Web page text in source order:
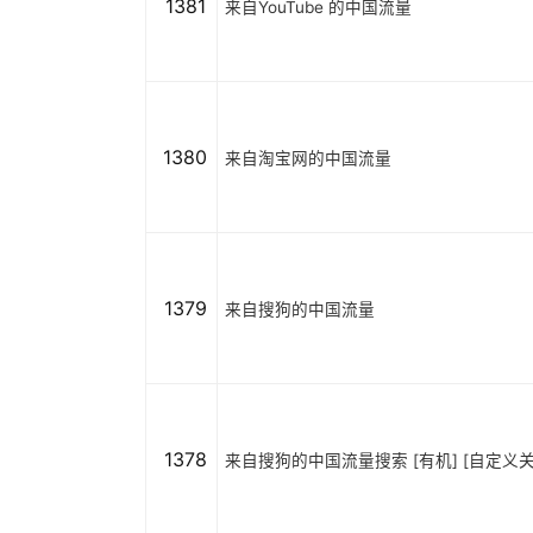
1381 来自YouTube 的中国流量
1380 来自淘宝网的中国流量
1379 来自搜狗的中国流量
1378 来自搜狗的中国流量搜索 [有机] [自定义